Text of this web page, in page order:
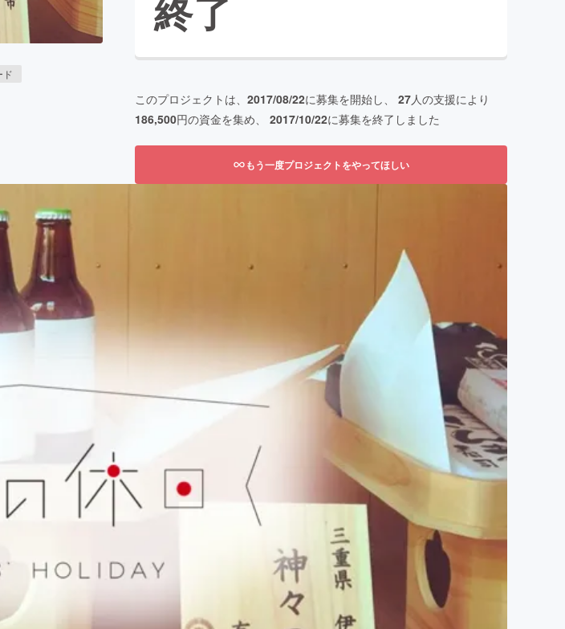
納税
machi-ya コミュニティ
ド
終了
このプロジェクトは、 2017/08/22に募集を開始し、 27人の支援により
186,500円の資金を集め、 2017/10/22に募集を終了しました
もう一度プロジェクトをやってほしい